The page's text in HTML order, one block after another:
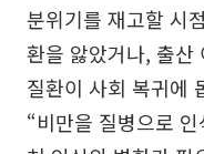
분위기를 재고할 시
환을 앓았거나, 출산
질환이 사회 복귀에
“비만을 질병으로